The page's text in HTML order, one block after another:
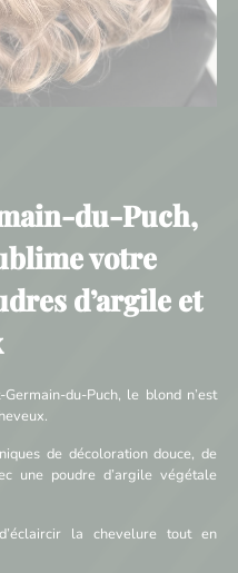
du-Puch,
votre
d’argile et
du-Puch, le blond n’est
de décoloration douce, de
une poudre d’argile végétale
la chevelure tout en